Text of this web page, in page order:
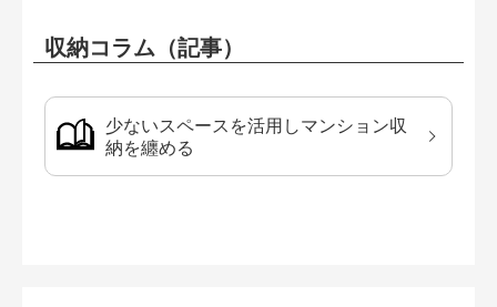
収納コラム（記事）
少ないスペースを活用しマンション収
納を纏める